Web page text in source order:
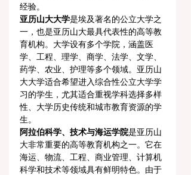
经验。
亚历山大大学是埃及著名的公立大学之
一，也是亚历山大最具代表性的高等教
育机构。大学设有多个学院，涵盖医
学、工程、理学、商学、法学、文学、
药学、农业、护理等多个领域。亚历山
大大学适合希望进入综合性公立大学学
习的学生，尤其适合重视学科选择多样
性、大学历史传统和城市教育资源的学
生。
阿拉伯科学、技术与海运学院是亚历山
大非常重要的高等教育机构之一。它在
海运、物流、工程、商业管理、计算机
科学和技术等领域具有鲜明特色。由于